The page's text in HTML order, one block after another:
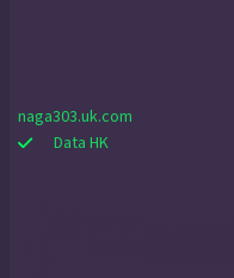
naga303.uk.com
Data HK